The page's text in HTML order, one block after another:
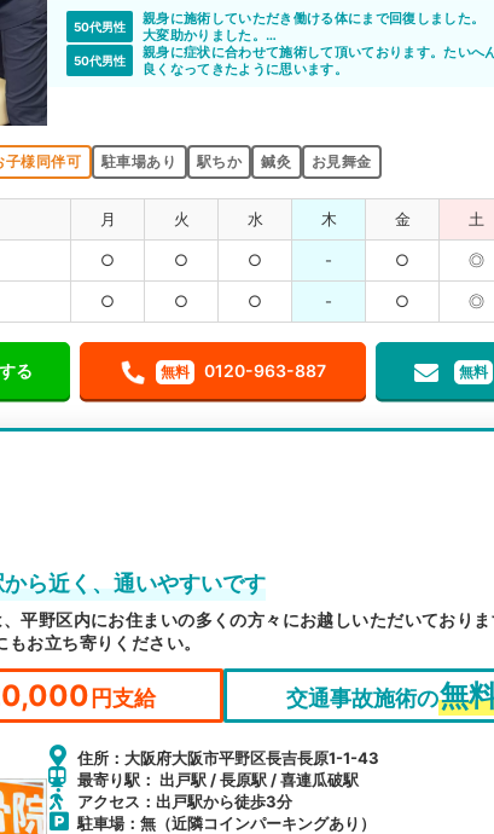
50代男性
親身に施術していただき働ける体にまで回復しました。
大変助かりました。
事故後このサイトにてすぐに探せるので 近くで早期に
思います。
50代男性
親身に症状に合わせて施術して頂いております。たいへ
良くなってきたように思います。
子様同伴可 駐車場あり 駅ちか 鍼灸 お見舞金
月 火 水 木 金 土
○ ○ ○ - ○ ◎
○ ○ ○ - ○ ◎
る 無料 0120-963-887 無料
ら近く、通いやすいです
平野区内にお住まいの多くの方々にお越しいただいており
お立ち寄りください。
円支給 交通事故施術の無
住所：大阪府大阪市平野区長吉長原1-1-43
最寄り駅： 出戸駅 / 長原駅 / 喜連瓜破駅
アクセス：出戸駅から徒歩3分
駐車場：無（近隣コインパーキングあり）